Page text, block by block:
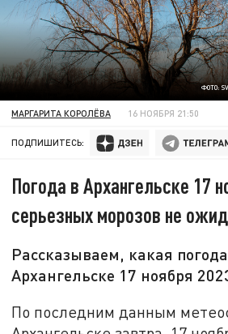
ФОТО:
МАРГАРИТА КОРОЛЁВА 16 НОЯБРЯ 21:50
ПОДПИШИТЕСЬ:
Погода в Архангельске 17
серьезных морозов не
Рассказываем, какая
Архангельске 17 ноября
По последним данным